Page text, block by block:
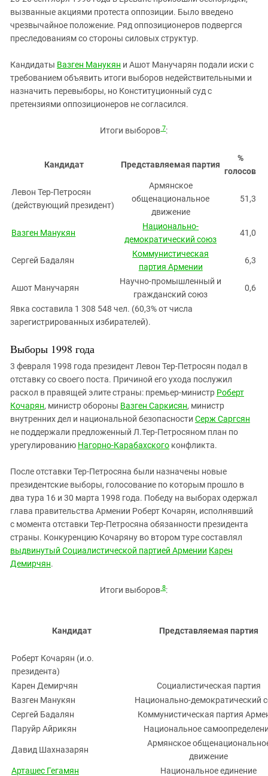
вызванные акциями протеста оппозиции. Было введено
чрезвычайное положение. Ряд оппозиционеров подвергся
преследованиям со стороны силовых структур.
Кандидаты Вазген Манукян и Ашот Манучарян подали иски с
требованием объявить итоги выборов недействительными и
назначить перевыборы, но Конституционный суд с
претензиями оппозиционеров не согласился.
Итоги выборов 7:
Кандидат Представляемая партия
%
голосов
Левон Тер-Петросян
(действующий президент)
Армянское
общенациональное
движение
51,3
Вазген Манукян
Национально-
демократический союз
41,0
Сергей Бадалян
Коммунистическая
партия Армении
6,3
Ашот Манучарян
Научно-промышленный и
гражданский союз
0,6
Явка составила 1 308 548 чел. (60,3% от числа
зарегистрированных избирателей).
Выборы 1998 года
3 февраля 1998 года президент Левон Тер-Петросян подал в
отставку со своего поста. Причиной его ухода послужил
раскол в правящей элите страны: премьер-министр Роберт
Кочарян, министр обороны Вазген Саркисян, министр
внутренних дел и национальной безопасности Серж Саргсян
не поддержали предложенный Л.Тер-Петросяном план по
урегулированию Нагорно-Карабахского конфликта.
После отставки Тер-Петросяна были назначены новые
президентские выборы, голосование по которым прошло в
два тура 16 и 30 марта 1998 года. Победу на выборах одержал
глава правительства Армении Роберт Кочарян, исполнявший
с момента отставки Тер-Петросяна обязанности президента
страны. Конкуренцию Кочаряну во втором туре составлял
выдвинутый Социалистической партией Армении Карен
Демирчян.
Итоги выборов 8:
Кандидат Представляемая партия
Роберт Кочарян (и.о.
президента)
Карен Демирчян
Социалистическая партия
Вазген Манукян
Национально-демократический
Сергей Бадалян
Коммунистическая партия
Паруйр Айрикян
Национальное
Давид Шахназарян
Армянское
движение
Арташес Гегамян
Национальное единение